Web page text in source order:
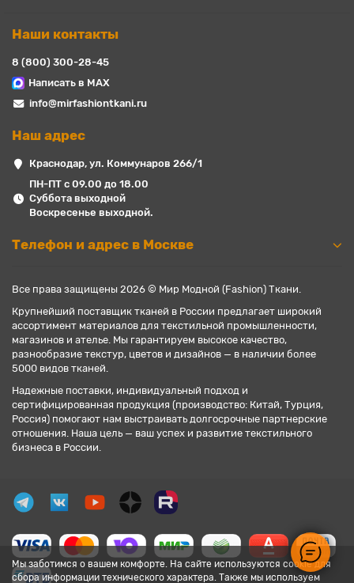
Мы заботимся о вашем комфорте. На сайте используются cookie для
сбора информации технического характера. Также мы используем
Наши контакты
8 (800) 300-28-45
Написать в MAX
info@mirfashiontkani.ru
Наш адрес
Краснодар, ул. Коммунаров 266/1
ПН-ПТ с 09.00 до 18.00
Суббота выходной
Воскресенье выходной.
Телефон и адрес в Москве
Все права защищены 2026 © Мир Модной (Fashion) Ткани.
Крупнейший поставщик тканей в России предлагает широкий
ассортимент материалов для текстильной промышленности,
магазинов и ателье. Мы гарантируем высокое качество,
разнообразие текстур, цветов и дизайнов — в наличии более
5000 видов тканей.
Надежные поставки, индивидуальный подход и
сертифицированная продукция (производство: Китай, Турция,
Россия) помогают нам выстраивать долгосрочные партнерские
отношения. Наша цель — ваш успех и развитие текстильного
бизнеса в России.